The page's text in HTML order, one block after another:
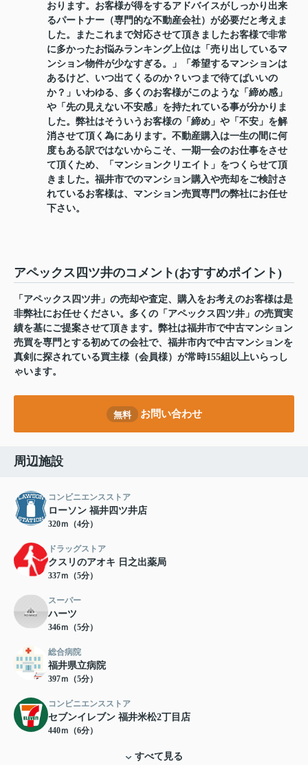
おります。お客様が得をするアドバイスがしっかり出来
るパートナー（専門的な不動産会社）が必要だと考えま
した。またこれまで対応させて頂きましたお客様で非常
に多かったお悩みランキング上位は「売り出しているマ
ンション物件が少なすぎる。」「希望するマンションは
あるけど、いつ出てくるのか？いつまで待てばいいの
か？」いわゆる、多くのお客様がこのような「締め感」
や「先の見えない不安感」を持たれている事が分かりま
した。弊社はそういうお客様の「締め」や「不安」を解
消させて頂く為にあります。不動産購入は一生の間に何
度もある訳ではないからこそ、一期一会のお仕事をさせ
て頂くため、「マンションクリエイト」をつくらせて頂
きました。福井市でのマンション購入や売却をご検討さ
れているお客様は、マンション売買専門の弊社にお任せ
下さい。
アペックス四ツ井のコメント(おすすめポイント)
「アペックス四ツ井」の売却や査定、購入をお考えのお客様は是
非弊社にお任せください。多くの「アペックス四ツ井」の売買実
績を基にご提案させて頂きます。弊社は福井市で中古マンション
売買を専門とする初めての会社で、福井市内で中古マンションを
真剣に探されている買主様（会員様）が常時155組以上いらっし
ゃいます。
無料 お問い合わせ
周辺施設
コンビニエンスストア
ローソン 福井四ツ井店
320ｍ（4分）
ドラッグストア
クスリのアオキ 日之出薬局
337ｍ（5分）
スーパー
ハーツ
346ｍ（5分）
総合病院
福井県立病院
397ｍ（5分）
コンビニエンスストア
セブンイレブン 福井米松2丁目店
440ｍ（6分）
すべて見る